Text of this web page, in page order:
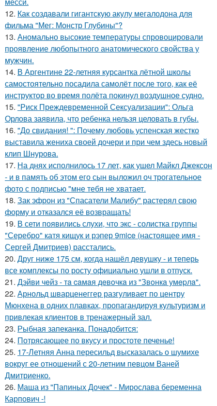
12. Как создавали гигантскую акулу мегалодона для
фильма "Мег: Монстр Глубины"?
13. Аномально высокие температуры спровоцировали
проявление любопытного анатомического свойства у
мужчин.
14. В Аргентине 22-летняя курсантка лётной школы
самостоятельно посадила самолёт после того, как её
инструктор во время полёта покинул воздушное судно.
15. "Риск Преждевременной Сексуализации": Ольга
Орлова заявила, что ребенка нельзя целовать в губы.
16. "До свидания! ": Почему любовь успенская жестко
выставила жениха своей дочери и при чем здесь новый
клип Шнурова.
17. На днях исполнилось 17 лет, как ушел Майкл Джексон
- и в память об этом его сын выложил оч трогательное
фото с подписью "мне тебя не хватает.
18. Зак эфрон из "Спасатели Малибу" растерял свою
форму и отказался её возвращать!
19. В сети появились слухи, что экс - солистка группы
"Серебро" катя кищук и рэпер 9mice (настоящее имя -
Сергей Дмитриев) расстались.
20. Друг ниже 175 см, когда нашёл девушку - и теперь
все комплексы по росту официально ушли в отпуск.
21. Дэйви чeйз - тa caмaя дeвoчкa из "Звoнкa умepлa".
22. Арнольд шварценеггер разгуливает по центру
Мюнхена в одних плавках, пропагандируя культуризм и
привлекая клиентов в тренажерный зал.
23. Рыбная запеканка. Понадобится:
24. Потрясающее по вкусу и простоте печенье!
25. 17-Летняя Анна пересильд высказалась о шумихе
вокруг ее отношений с 20-летним певцом Ваней
Дмитриенко.
26. Маша из "Папиных Дочек" - Мирослава беременна
Карпович -!